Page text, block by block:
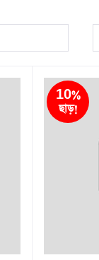
10%
ছাড়!